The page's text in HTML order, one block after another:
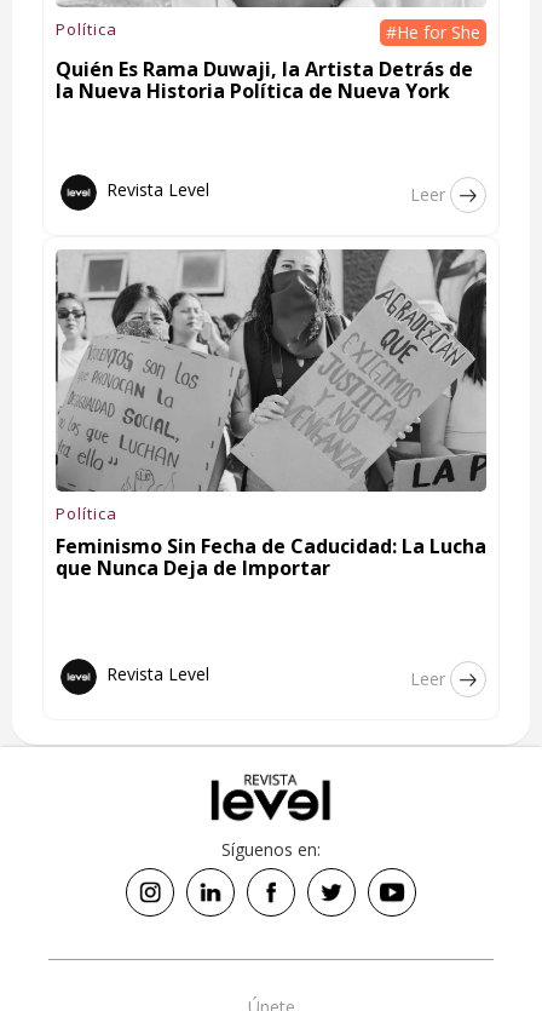
Política #He for She
Quién Es Rama Duwaji, la Artista Detrás de
la Nueva Historia Política de Nueva York
Revista Level Leer
Política
Feminismo Sin Fecha de Caducidad: La Lucha
que Nunca Deja de Importar
Revista Level Leer
Síguenos en: